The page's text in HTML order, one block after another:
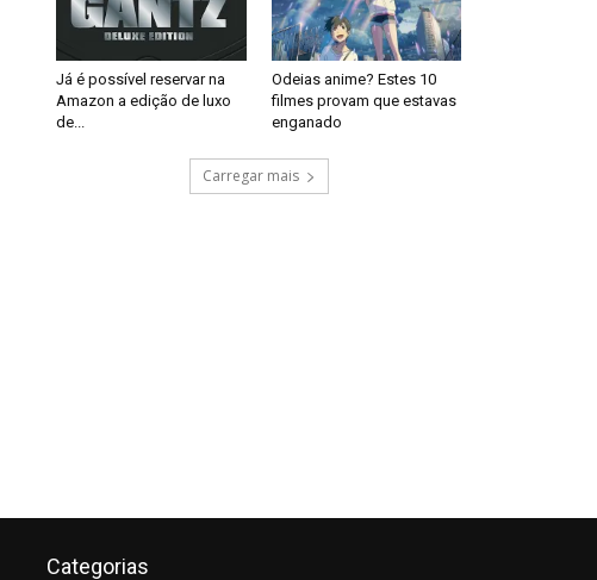
Já é possível reservar na
Amazon a edição de luxo
de...
Odeias anime? Estes 10
filmes provam que estavas
enganado
Carregar mais
Categorias